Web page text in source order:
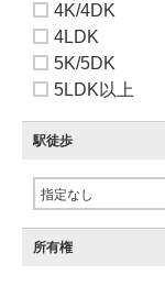
4K/4DK
4LDK
5K/5DK
5LDK以上
駅徒歩
所有権